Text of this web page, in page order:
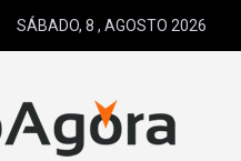
SÁBADO, 8 , AGOSTO 2026